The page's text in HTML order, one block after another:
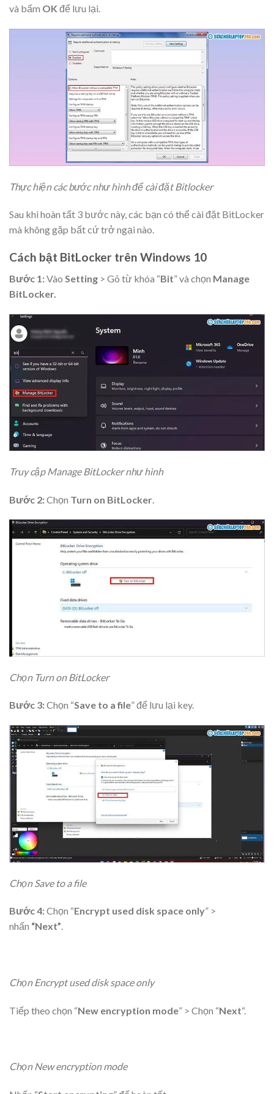
và bấm OK để lưu lại.
Thực hiện các bước như hình để cài đặt Bitlocker
Sau khi hoàn tất 3 bước này, các bạn có thể cài đặt BitLocker
mà không gặp bất cứ trở ngại nào.
Cách bật BitLocker trên Windows 10
Bước 1:Vào Setting > Gõ từ khóa “Bit” và chọn Manage
BitLocker.
Truy cập Manage BitLocker như hình
Bước 2:Chọn Turn on BitLocker
Chọn Turn on BitLocker
Bước 3:Chọn “Save to a file” để lưu lại key.
Chọn Save to a file
Bước 4:Chọn “Encrypt used disk space only” >
nhấn “Next”.
Chọn Encrypt used disk space only
Tiếp theo chọn “New encryption mode” > Chọn “Next“.
Chọn New encryption mode